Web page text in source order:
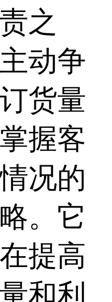
之
动争
货量
握客
况的
。它
提高
和利